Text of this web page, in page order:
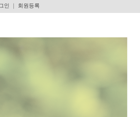
인 회원등록